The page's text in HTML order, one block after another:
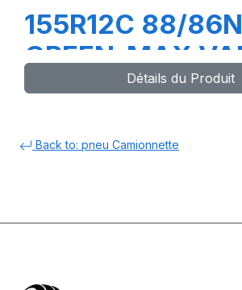
155R12C 88/86N
GREEN-MAX
Détails du Produit
Back to: pneu Camionnette